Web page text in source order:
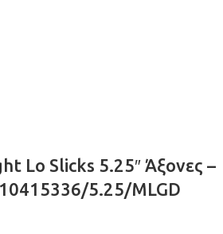
Lo Slicks 5.25″ Άξονες –
5.25/MLGD